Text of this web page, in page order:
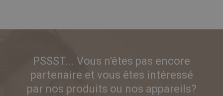
PSSST... Vous n'êtes pas encore
partenaire et vous êtes intéressé
par nos produits ou nos appareils?